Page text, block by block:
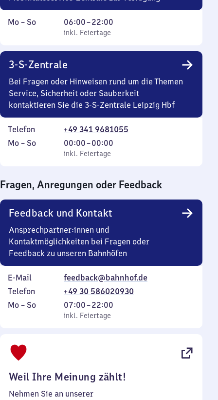
Montag
Mo – So,
inkl. Feiertage
06:00–22:00
Von
6
22
Uhr
inkl. Feiertage
3-S-Zentrale
Bei Fragen oder Hinweisen rund um die Themen
Service, Sicherheit oder Sauberkeit
kontaktieren Sie die 3-S-Zentrale Leipzig Hbf
Telefon
+49 341 9681055
Montag
Mo – So,
inkl. Feiertage
00:00–00:00
Von
0
0
Uhr
inkl. Feiertage
Fragen, Anregungen oder Feedback
Feedback und Kontakt
Ansprechpartner:innen und
Kontaktmöglichkeiten bei Fragen oder
Feedback zu unseren Bahnhöfen
E-Mail
feedback@bahnhof.de
Telefon
+49 30 586020930
Montag
Mo – So,
inkl. Feiertage
07:00–22:00
Von
7
inkl. Feiertage
Weil Ihre Meinung zählt!
Nehmen Sie an unserer